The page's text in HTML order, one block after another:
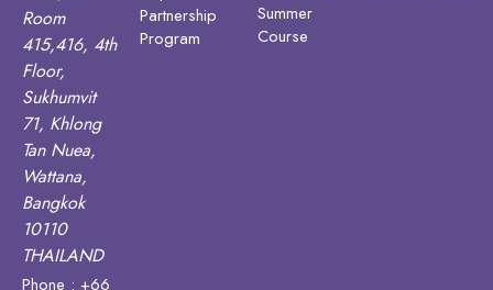
Room
415,416, 4th
Floor,
Sukhumvit
71, Khlong
Tan Nuea,
Wattana,
Bangkok
10110
THAILAND
Phone : +66
Partnership
Program
Summer
Course